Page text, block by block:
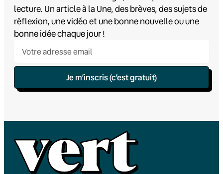
lecture. Un article à la Une, des brèves, des sujets de
réflexion, une vidéo et une bonne nouvelle ou une
bonne idée chaque jour !
Je m’inscris (c’est gratuit)